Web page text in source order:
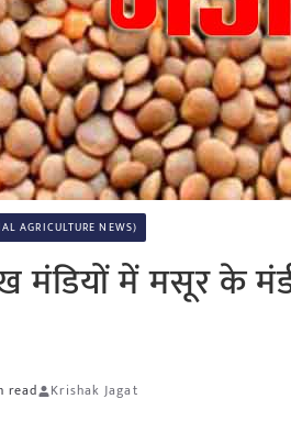
AGRICULTURE NEWS)
मंडियों में मसूर के
read Krishak Jagat